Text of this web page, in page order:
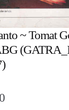
~ Tomat